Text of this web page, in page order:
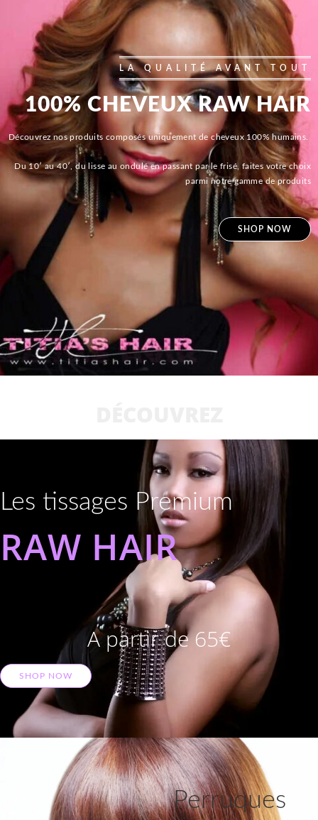
LA QUALITÉ AVANT TOUT
100% CHEVEUX RAW HAIR
Découvrez nos produits composés uniquement de cheveux 100% humains.
Du 10′ au 40′, du lisse au ondulé en passant par le frisé, faites votre choix
parmi notre gamme de produits
SHOP NOW
Les tissages Premium
RAW HAIR
A partir de 65€
SHOP NOW
Perruques